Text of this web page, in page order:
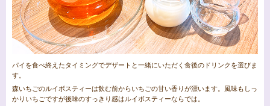
パイを食べ終えたタイミングでデザートと一緒にいただく食後のドリンクを選びま
す。
森いちごのルイボスティーは飲む前からいちごの甘い香りが漂います。風味もしっ
かりいちごですが後味のすっきり感はルイボスティーならでは。